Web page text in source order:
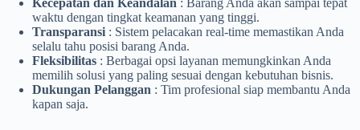
Kecepatan dan Keandalan : Barang Anda akan sampai tepat
waktu dengan tingkat keamanan yang tinggi.
Transparansi : Sistem pelacakan real-time memastikan Anda
selalu tahu posisi barang Anda.
Fleksibilitas : Berbagai opsi layanan memungkinkan Anda
memilih solusi yang paling sesuai dengan kebutuhan bisnis.
Dukungan Pelanggan : Tim profesional siap membantu Anda
kapan saja.